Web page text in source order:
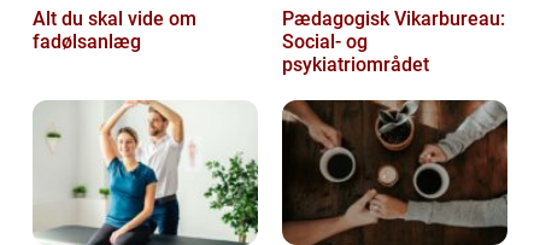
Alt du skal vide om
fadølsanlæg
Pædagogisk Vikarbureau:
Social- og
psykiatriområdet